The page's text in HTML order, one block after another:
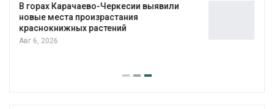
В Домодедове ликвидируют
последствия разлива химикатов после
пожара на складе